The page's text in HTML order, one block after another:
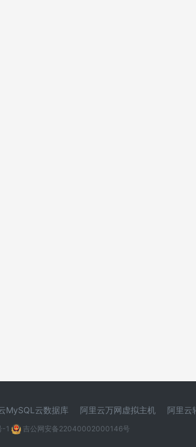
MySQL云数据库 阿里云万网虚拟主机 阿里云
-1 吉公网安备22040002000146号